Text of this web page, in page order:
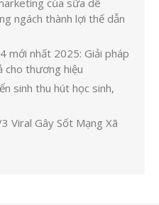
ngách thành lợi thế dẫn
mới nhất 2025: Giải pháp
cho thương hiệu
sinh thu hút học sinh,
Viral Gây Sốt Mạng Xã